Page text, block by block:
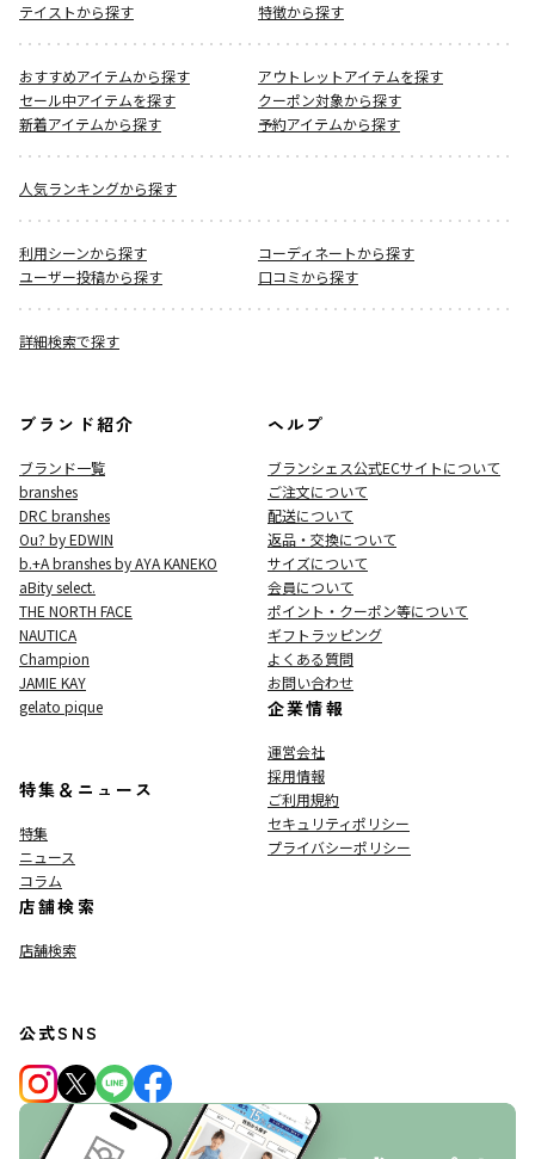
テイストから探す
特徴から探す
おすすめアイテムから探す
アウトレットアイテムを探す
セール中アイテムを探す
クーポン対象から探す
新着アイテムから探す
予約アイテムから探す
人気ランキングから探す
利用シーンから探す
コーディネートから探す
ユーザー投稿から探す
口コミから探す
詳細検索で探す
ブランド紹介
ブランド一覧
branshes
DRC branshes
Ou? by EDWIN
b.+A branshes by AYA KANEKO
aBity select.
THE NORTH FACE
NAUTICA
Champion
JAMIE KAY
gelato pique
特集＆ニュース
特集
ニュース
コラム
店舗検索
店舗検索
ヘルプ
ブランシェス公式ECサイトについて
ご注文について
配送について
返品・交換について
サイズについて
会員について
ポイント・クーポン等について
ギフトラッピング
よくある質問
お問い合わせ
企業情報
運営会社
採用情報
ご利用規約
セキュリティポリシー
プライバシーポリシー
公式SNS